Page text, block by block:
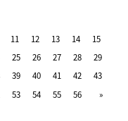
11 12 13 14
15
25 26 27 28
29
39 40 41 42
43
53 54 55 56